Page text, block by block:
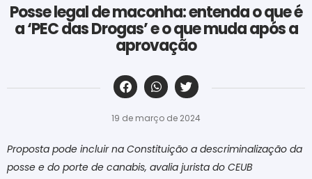
Posse legal de maconha: entenda o que é
a ‘PEC das Drogas’ e o que muda após a
aprovação
‎ ‎ ‎ ‎ ‎ ‎ ‎ ‎ ‎ ‎ ‎ ‎ ‎ ‎ ‎ ‎ ‎ ‎ ‎ ‎ ‎ ‎ ‎ ‎ ‎ ‎ ‎ ‎ ‎ ‎ ‎
19 de março de 2024
Proposta pode incluir na Constituição a descriminalização da
posse e do porte de canabis, avalia jurista do CEUB